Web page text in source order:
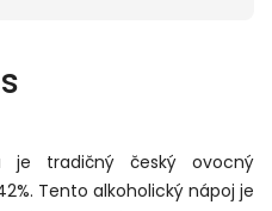
je tradičný český ovocný
Tento alkoholický nápoj je